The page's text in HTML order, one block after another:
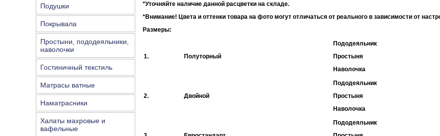
Подушки
Покрывала
Простыни, пододеяльники,
наволочки
Гостиничный текстиль
Матрасы ватные
Наматрасники
Халаты махровые и
вафельные
*Уточняйте наличие данной расцветки на складе.
*Внимание! Цвета и оттенки товара на фото могут отличаться от реального в зависимости от
Размеры:
1. Полуторный
Пододеяльник
Простыня
Наволочка
2. Двойной
Пододеяльник
Простыня
Наволочка
Пододеяльник